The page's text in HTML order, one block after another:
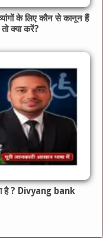
के लिए कौन से कानून हैं
क्या करें?
है ? Divyang bank